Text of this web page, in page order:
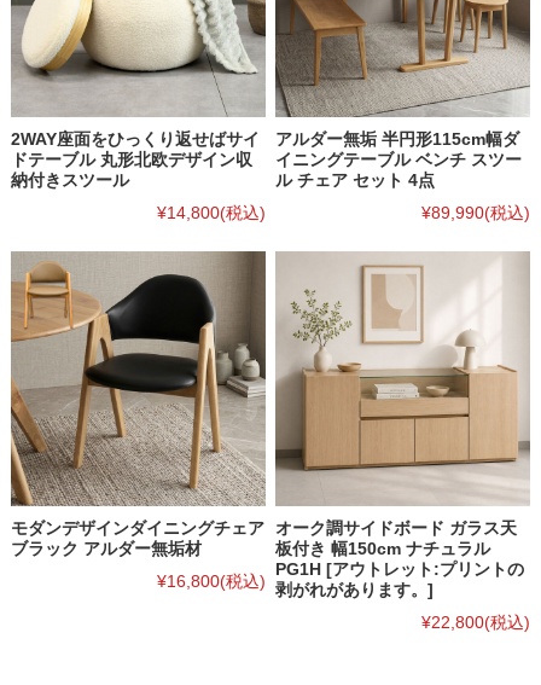
2WAY座面をひっくり返せばサイ
ドテーブル 丸形北欧デザイン収
納付きスツール
¥14,800(税込)
アルダー無垢 半円形115cm幅ダ
イニングテーブル ベンチ スツー
ル チェア セット 4点
¥89,990(税込)
モダンデザインダイニングチェア
ブラック アルダー無垢材
¥16,800(税込)
オーク調サイドボード ガラス天
板付き 幅150cm ナチュラル
PG1H [アウトレット:プリントの
剥がれがあります。]
¥22,800(税込)